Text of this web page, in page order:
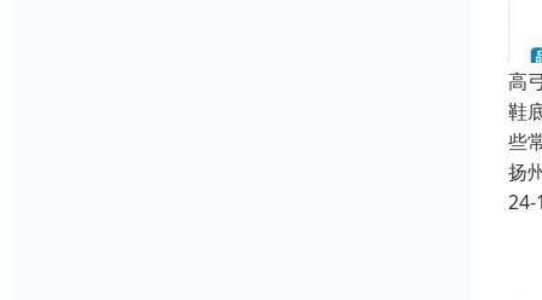
高
鞋
些
扬
24-